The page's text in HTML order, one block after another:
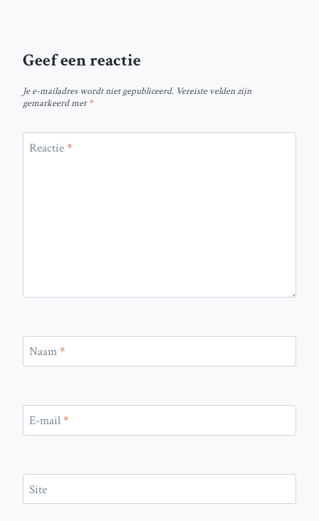
Geef een reactie
Je e-mailadres wordt niet gepubliceerd. Vereiste velden zijn
gemarkeerd met*
Reactie*
Naam*
E-mail*
Site